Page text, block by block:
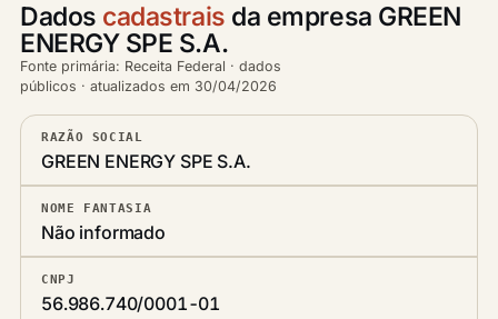
Dados cadastrais da empresa GREEN
ENERGY SPE S.A.
Fonte primária: Receita Federal · dados
públicos · atualizados em 30/04/2026
RAZÃO SOCIAL
GREEN ENERGY SPE S.A.
NOME FANTASIA
Não informado
CNPJ
56.986.740/0001-01